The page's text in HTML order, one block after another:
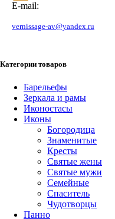
E-mail:
vernissage-av@yandex.ru
Категории товаров
Барельефы
Зеркала и рамы
Иконостасы
Иконы
Богородица
Знаменитые
Кресты
Святые жены
Святые мужи
Семейные
Спаситель
Чудотворцы
Панно